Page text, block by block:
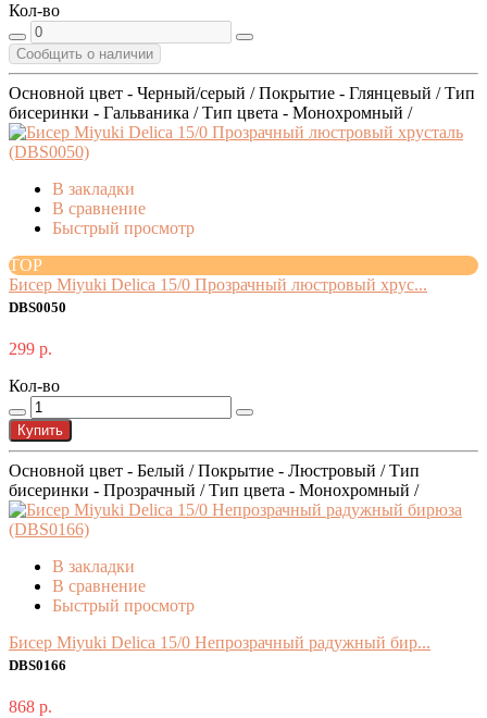
Кол-во
Сообщить о наличии
Основной цвет - Черный/серый / Покрытие - Глянцевый / Тип
бисеринки - Гальваника / Тип цвета - Монохромный /
В закладки
В сравнение
Быстрый просмотр
TOP
Бисер Miyuki Delica 15/0 Прозрачный люстровый хрус...
DBS0050
299 р.
Кол-во
Купить
Основной цвет - Белый / Покрытие - Люстровый / Тип
бисеринки - Прозрачный / Тип цвета - Монохромный /
В закладки
В сравнение
Быстрый просмотр
Бисер Miyuki Delica 15/0 Непрозрачный радужный бир...
DBS0166
868 р.